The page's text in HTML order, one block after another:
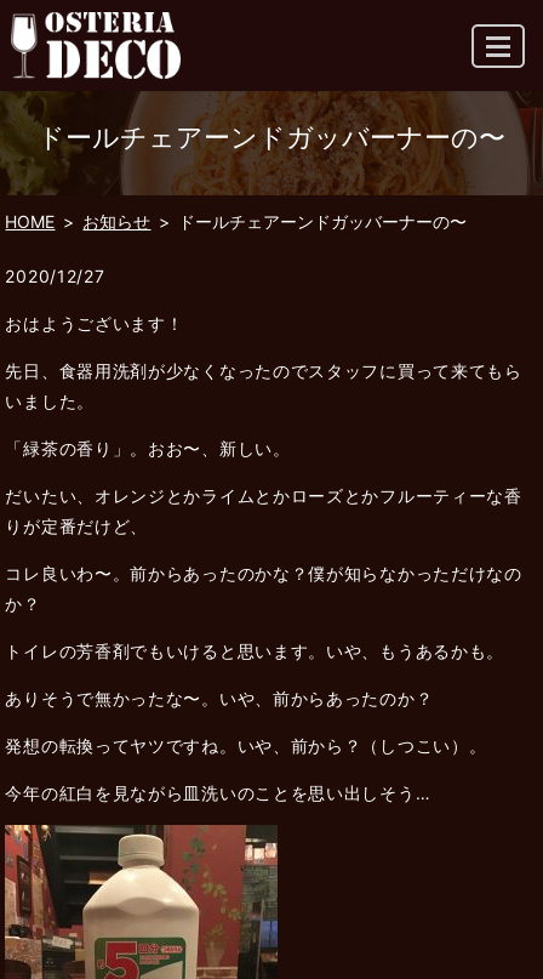
MENU
ドールチェアーンドガッバーナーの〜
HOME お知らせ ドールチェアーンドガッバーナーの〜
2020/12/27
おはようございます！
先日、食器用洗剤が少なくなったのでスタッフに買って来てもら
いました。
「緑茶の香り」。おお〜、新しい。
だいたい、オレンジとかライムとかローズとかフルーティーな香
りが定番だけど、
コレ良いわ〜。前からあったのかな？僕が知らなかっただけなの
か？
トイレの芳香剤でもいけると思います。いや、もうあるかも。
ありそうで無かったな〜。いや、前からあったのか？
発想の転換ってヤツですね。いや、前から？（しつこい）。
今年の紅白を見ながら皿洗いのことを思い出しそう…